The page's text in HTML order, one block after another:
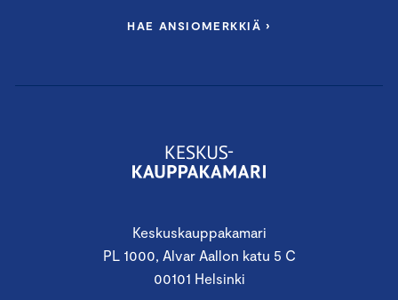
Keskuskauppakamari
PL 1000, Alvar Aallon katu 5 C
00101 Helsinki
HAE ANSIOMERKKIÄ ›